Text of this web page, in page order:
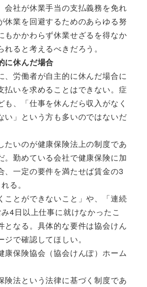
会社が休業手当の支払義務を免れ
休業を回避するためのあらゆる努
もかかわらず休業せざるを得なか
れると考えるべきだろう。
に休んだ場合
、労働者が自主的に休んだ場合に
払いを求めることはできない。症
も、「仕事を休んだら収入がなく
い」という方も多いのではないだ
たいのが健康保険法上の制度であ
。勤めている会社で健康保険に加
、一定の要件を満たせば賃金の3
る。
ことができないこと」や、「連続
4日以上仕事に就けなかったこ
となる。具体的な要件は協会けん
で確認してほしい。
康保険協会（協会けんぽ）ホーム
険法という法律に基づく制度であ